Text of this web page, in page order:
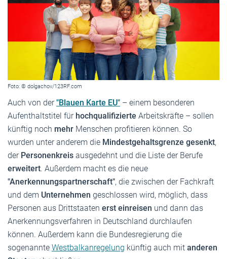
Foto: © dolgachov/123RF.com
Auch von der"Blauen Karte EU" – einem besonderen
Aufenthaltstitel für hochqualifizierte Arbeitskräfte – sollen
künftig noch mehr Menschen profitieren können. So
wurden unter anderem die Mindestgehaltsgrenze gesenkt,
der Personenkreis ausgedehnt und die Liste der Berufe
erweitert. Außerdem macht es die neue
"Anerkennungspartnerschaft", die zwischen der Fachkraft
und dem Unternehmen geschlossen wird, möglich, dass
Personen aus Drittstaaten erst einreisen und dann das
Anerkennungsverfahren in Deutschland durchlaufen
können. Außerdem kann die Bundesregierung die
sogenannte Westbalkanregelung künftig auch mit anderen